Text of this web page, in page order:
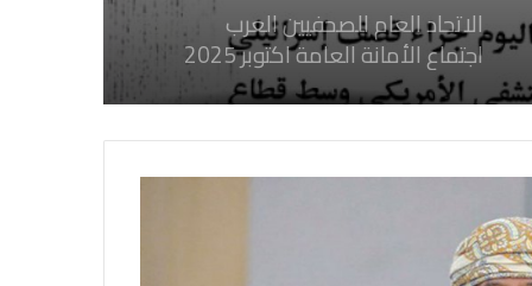
الاتحاد العام للصحفيين العرب
اجتماع الأمانة العامة اكتوبر 2025
بكل قوة جريمة إغتيال الاحتلال
الصهيوني للصحفيين الفسطينيين فى
غزة